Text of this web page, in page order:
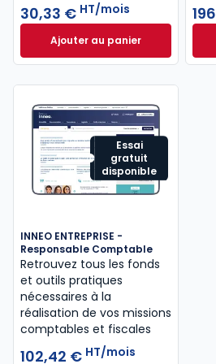
30,33 € HT/mois
Ajouter au panierMémentis Professions
Essai
gratuit
disponible
INNEO ENTREPRISE -
Responsable Comptable
Retrouvez tous les fonds
et outils pratiques
nécessaires à la
réalisation de vos missions
comptables et fiscales
102,42 € HT/mois